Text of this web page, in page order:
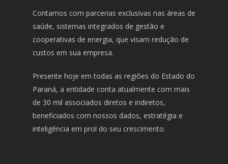
Contamos com parcerias exclusivas nas áreas de
saúde, sistemas integrados de gestão e
cooperativas de energia, que visam redução de
custos em sua empresa.
Presente hoje em todas as regiões do Estado do
Paraná, a entidade conta atualmente com mais
de 30 mil associados diretos e indiretos,
beneficiados com nossos dados, estratégia e
inteligência em prol do seu crescimento.